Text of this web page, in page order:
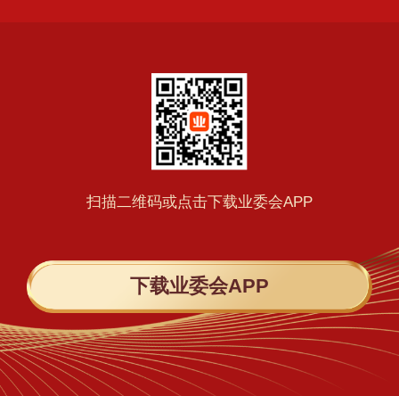
扫描二维码或点击下载业委会APP
下载业委会APP